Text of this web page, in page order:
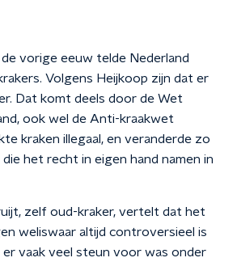
vorige eeuw telde Nederland
Volgens Heijkoop zijn dat er
Dat komt deels door de Wet
ook wel de Anti-kraakwet
kraken illegaal, en veranderde zo
het recht in eigen hand namen in
zelf oud-kraker, vertelt dat het
weliswaar altijd controversieel is
vaak veel steun voor was onder